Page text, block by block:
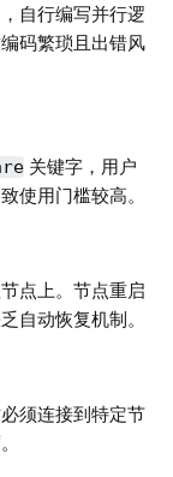
自行编写并行逻
码繁琐且出错风
关键字，用户
使用门槛较高。
点上。节点重启
自动恢复机制。
须连接到特定节